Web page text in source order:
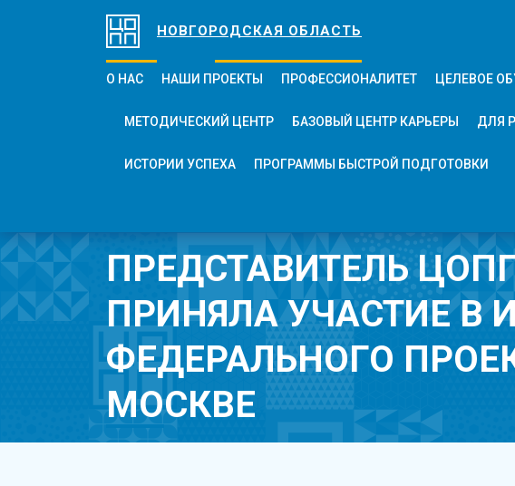
НОВГОРОДСКАЯ ОБЛАСТЬ
О НАС НАШИ ПРОЕКТЫ ПРОФЕССИОНАЛИТЕТ ЦЕЛЕВОЕ
МЕТОДИЧЕСКИЙ ЦЕНТР БАЗОВЫЙ ЦЕНТР КАРЬЕРЫ ДЛЯ
ИСТОРИИ УСПЕХА ПРОГРАММЫ БЫСТРОЙ ПОДГОТОВКИ
ПРЕДСТАВИТЕЛЬ
ПРИНЯЛА УЧАСТИЕ В
ФЕДЕРАЛЬНОГО
МОСКВЕ